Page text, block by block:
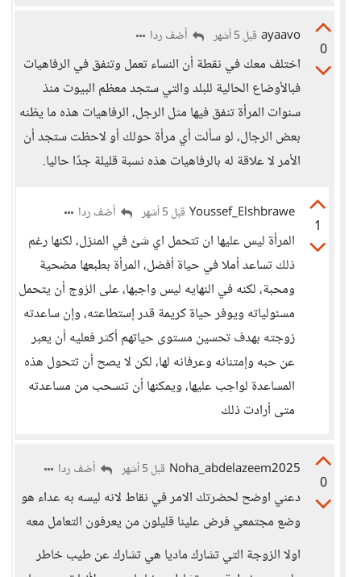
0
ayaavo قبل 5 أشهر أضف ردا
اختلف معك في نقطة أن النساء تعمل وتنفق في الرفاهيات
فبالأوضاع الحالية للبلد والتي ستجد معظم البيوت منذ
سنوات المرأة تنفق فيها مثل الرجل، الرفاهيات هذه ما يظنه
بعض الرجال، لو سألت أي مرأة حولك أو لاحظت ستجد أن
الأمر لا علاقة له بالرفاهيات هذه نسبة قليلة جدًا حاليا.
1
Youssef_Elshbrawe قبل 5 أشهر أضف ردا
المرأة ليس عليها ان تتحمل اي شئ في المنزل، لكنها رغم
ذلك تساعد أملا في حياة أفضل، المرأة بطبعها مضحية
ومحبة، لكنه في النهايه ليس واجبها، على الزوج أن يتحمل
مسئولياته ويوفر حياة كريمة قدر إستطاعته، وإن ساعدته
زوجته بهدف تحسين مستوى حياتهم أكثر فعليه أن يعبر
عن حبه وإمتنانه وعرفانه لها، لكن لا يصح أن تتحول هذه
المساعدة لواجب عليها، ويمكنها أن تنسحب من مساعدته
متى أرادت ذلك
0
Noha_abdelazeem2025 قبل 5 أشهر أضف ردا
دعني اوضح لحضرتك الامر في نقاط لانه ليسه به عداء هو
وضع مجتمعي فرض علينا قليلون من يعرفون التعامل معه
اولا الزوجة التي تشارك ماديا هي تشارك عن طيب خاطر